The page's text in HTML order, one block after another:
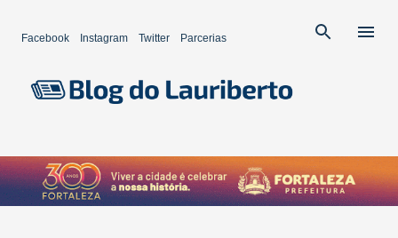
Facebook Instagram Twitter Parcerias